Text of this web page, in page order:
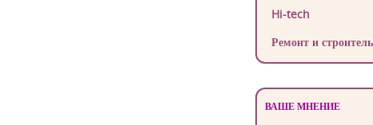
Hi-tech
Ремонт и
ВАШЕ МНЕНИЕ